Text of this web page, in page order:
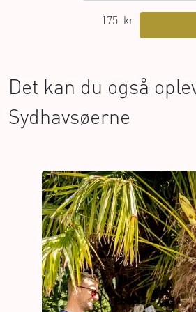
175 kr
Det kan du også
Sydhavsøerne